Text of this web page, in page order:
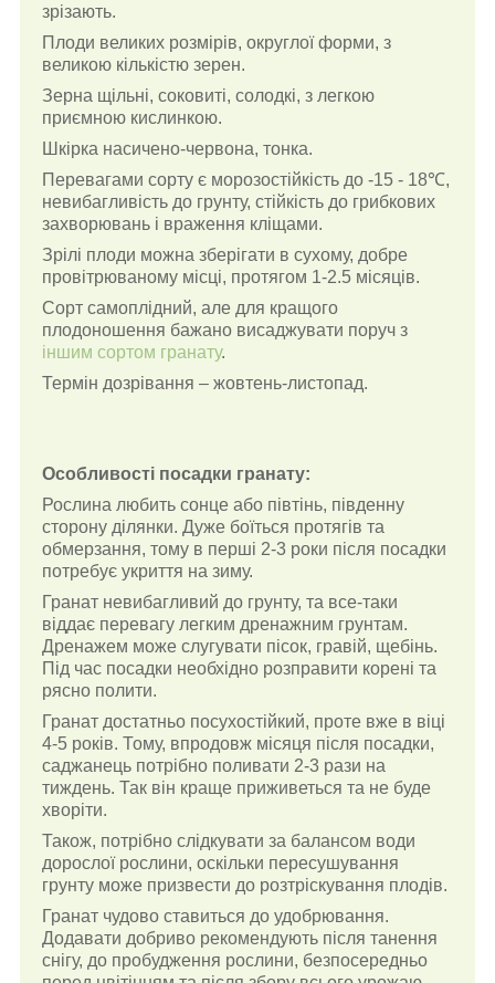
зрізають.
Плоди великих розмірів, округлої форми, з
великою кількістю зерен.
Зерна щільні, соковиті, солодкі, з легкою
приємною кислинкою.
Шкірка насичено-червона, тонка.
Перевагами сорту є морозостійкість до -15 - 18℃,
невибагливість до грунту, стійкість до грибкових
захворювань і враження кліщами.
Зрілі плоди можна зберігати в сухому, добре
провітрюваному місці, протягом 1-2.5 місяців.
Сорт самоплідний, але для кращого
плодоношення бажано висаджувати поруч з
іншим сортом гранату.
Термін дозрівання – жовтень-листопад.
Особливості посадки гранату:
Рослина любить сонце або півтінь, південну
сторону ділянки. Дуже боїться протягів та
обмерзання, тому в перші 2-3 роки після посадки
потребує укриття на зиму.
Гранат невибагливий до грунту, та все-таки
віддає перевагу легким дренажним грунтам.
Дренажем може слугувати пісок, гравій, щебінь.
Під час посадки необхідно розправити корені та
рясно полити.
Гранат достатньо посухостійкий, проте вже в віці
4-5 років. Тому, впродовж місяця після посадки,
саджанець потрібно поливати 2-3 рази на
тиждень. Так він краще приживеться та не буде
хворіти.
Також, потрібно слідкувати за балансом води
дорослої рослини, оскільки пересушування
грунту може призвести до розтріскування плодів.
Гранат чудово ставиться до удобрювання.
Додавати добриво рекомендують після танення
снігу, до пробудження рослини, безпосередньо